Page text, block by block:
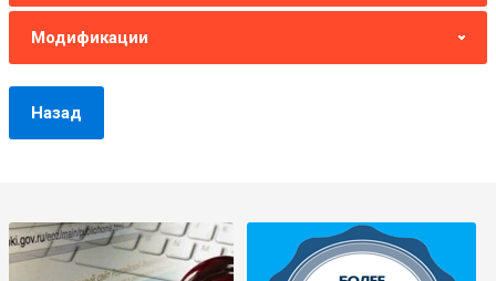
Модификации
Назад